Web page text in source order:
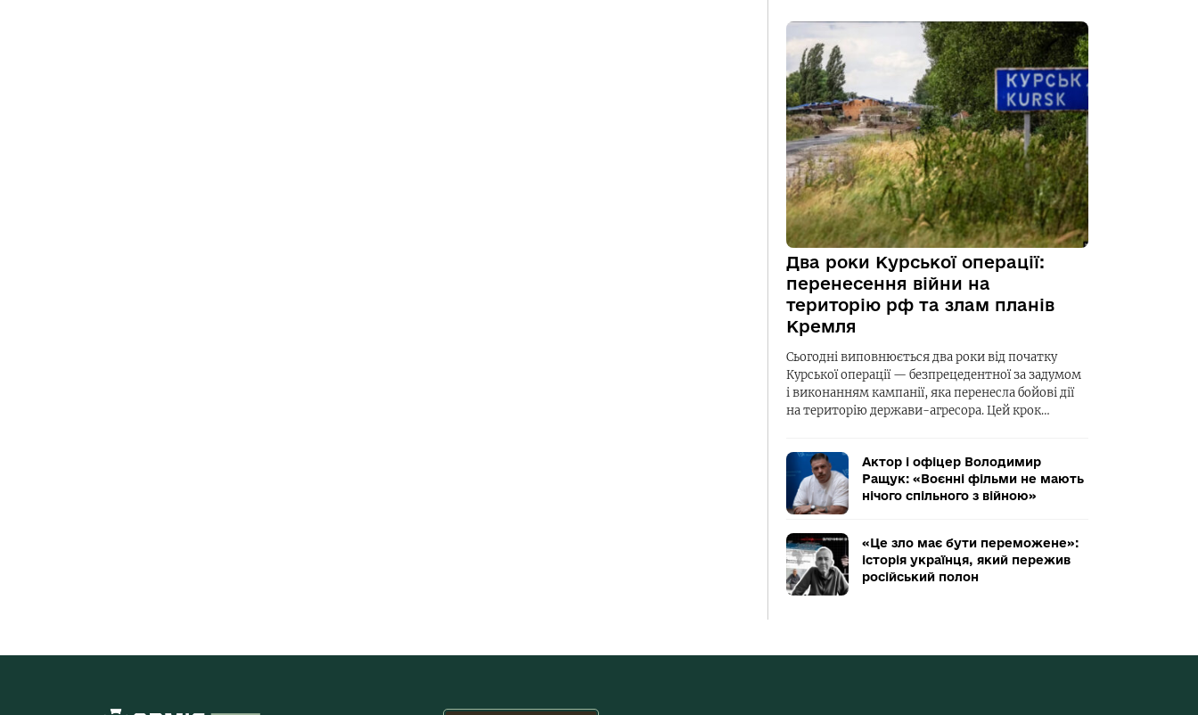
Два роки Курської операції:
перенесення війни на
територію рф та злам планів
Кремля
Сьогодні виповнюється два роки від початку
Курської операції — безпрецедентної за задумом
і виконанням кампанії, яка перенесла бойові дії
на територію держави-агресора. Цей крок…
Актор і офіцер Володимир
Ращук: «Воєнні фільми не мають
нічого спільного з війною»
«Це зло має бути переможене»:
історія українця, який пережив
російський полон